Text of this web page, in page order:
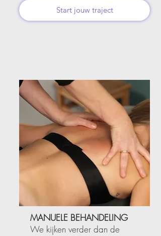
Start jouw traject
MANUELE BEHANDELING
We kijken verder dan de